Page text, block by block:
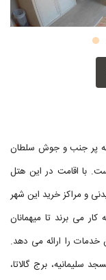
پر جنب و جوش سلطان
۲۰۱۰ ساخته شده است. با اقامت در این هتل
و مراکز خرید این شهر
می برند تا میهمانان
خدمات را ارائه می دهد.
برج گالاتا،